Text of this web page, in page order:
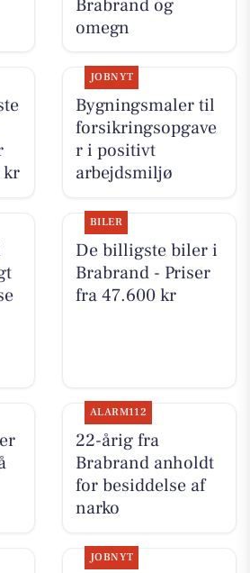
Brabrand og
omegn
kr
JOBNYT
Bygningsmaler til
forsikringsopgave
r i positivt
arbejdsmiljø
BILER
De billigste biler i
Brabrand - Priser
fra 47.600 kr
ALARM112
22-årig fra
Brabrand anholdt
for besiddelse af
narko
JOBNYT